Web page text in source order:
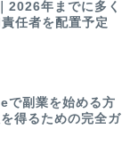
2026年までに多く
任者を配置予定
で副業を始める方
得るための完全ガ